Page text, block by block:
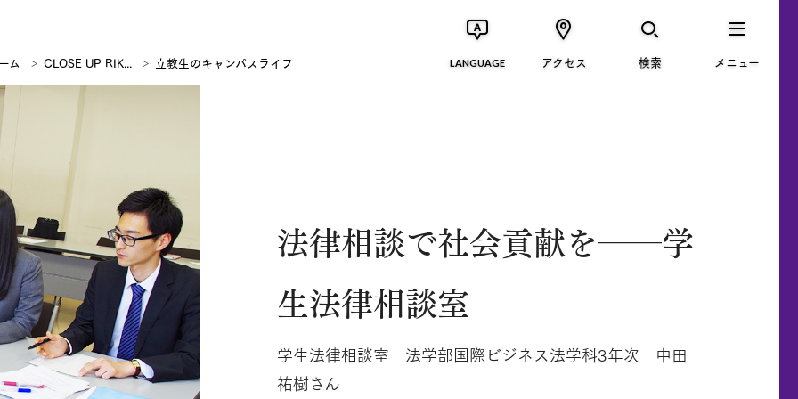
ム CLOSE UP RIK... 立教生のキャンパスライフ LANGUAGE アクセス 検索 メニュー
法律相談で社会貢献を──学
生法律相談室
学生法律相談室 法学部国際ビジネス法学科3年次 中田
祐樹さん